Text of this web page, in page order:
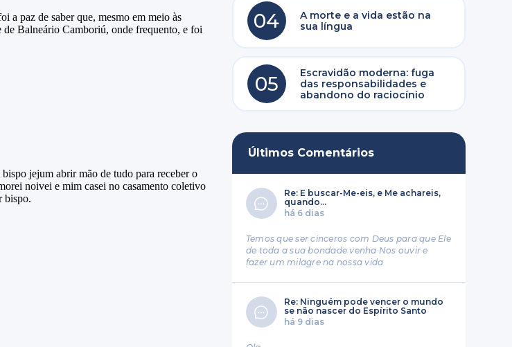
04
A morte e a vida estão na
sua língua
05
Escravidão moderna: fuga
das responsabilidades e
abandono do raciocínio
Últimos Comentários
Re: E buscar-Me-eis, e Me achareis,
quando...
há 6 dias
Temos que ser cinceros com Deus para que Ele
de toda a sua bondade venha Nos ouvir e
fazer um milagre na nossa vida
Re: Ninguém pode vencer o mundo
se não nascer do Espírito Santo
há 9 dias